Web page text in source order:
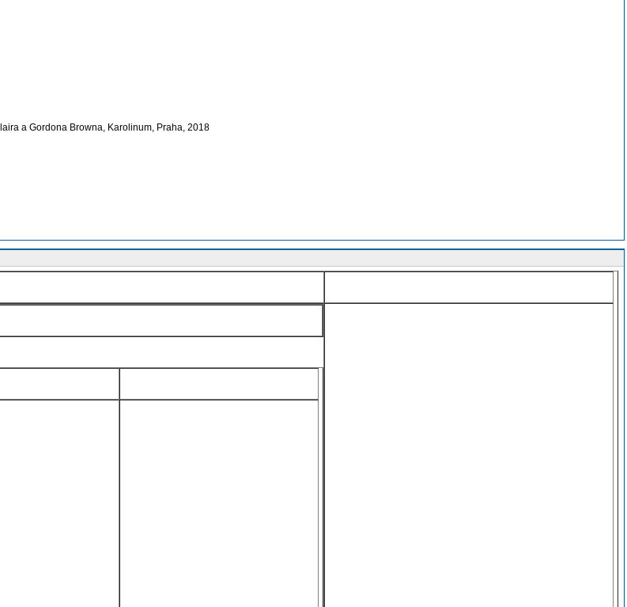
a Gordona Browna, Karolinum, Praha, 2018